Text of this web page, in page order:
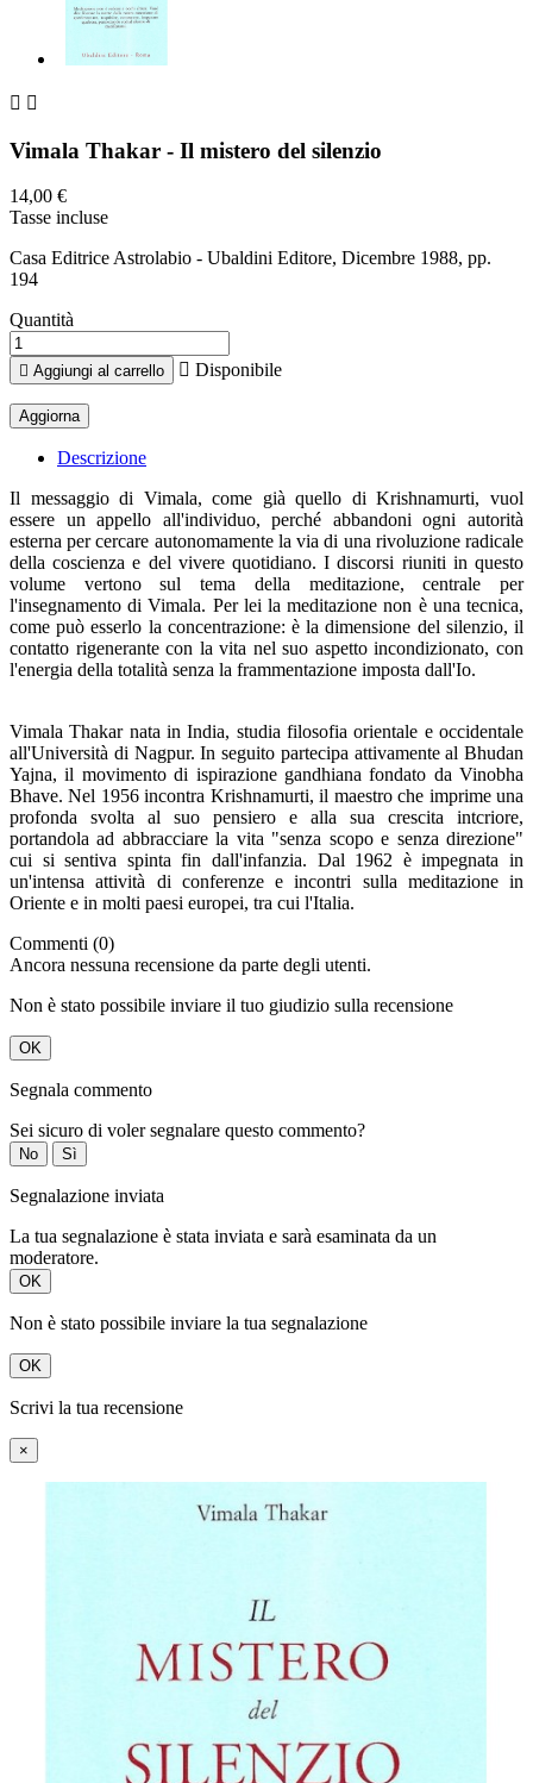
 
Vimala Thakar - Il mistero del silenzio
14,00 €
Tasse incluse
Casa Editrice Astrolabio - Ubaldini Editore, Dicembre 1988, pp.
194
Quantità
 Aggiungi al carrello  Disponibile
Descrizione
Il messaggio di Vimala, come già quello di Krishnamurti, vuol
essere un appello all'individuo, perché abbandoni ogni autorità
esterna per cercare autonomamente la via di una rivoluzione radicale
della coscienza e del vivere quotidiano. I discorsi riuniti in questo
volume vertono sul tema della meditazione, centrale per
l'insegnamento di Vimala. Per lei la meditazione non è una tecnica,
come può esserlo la concentrazione: è la dimensione del silenzio, il
contatto rigenerante con la vita nel suo aspetto incondizionato, con
l'energia della totalità senza la frammentazione imposta dall'Io.
Vimala Thakar nata in India, studia filosofia orientale e occidentale
all'Università di Nagpur. In seguito partecipa attivamente al Bhudan
Yajna, il movimento di ispirazione gandhiana fondato da Vinobha
Bhave. Nel 1956 incontra Krishnamurti, il maestro che imprime una
profonda svolta al suo pensiero e alla sua crescita intcriore,
portandola ad abbracciare la vita "senza scopo e senza direzione"
cui si sentiva spinta fin dall'infanzia. Dal 1962 è impegnata in
un'intensa attività di conferenze e incontri sulla meditazione in
Oriente e in molti paesi europei, tra cui l'Italia.
Commenti (0)
Ancora nessuna recensione da parte degli utenti.
Non è stato possibile inviare il tuo giudizio sulla recensione
OK
Segnala commento
Sei sicuro di voler segnalare questo commento?
No Sì
Segnalazione inviata
La tua segnalazione è stata inviata e sarà esaminata da un
moderatore.
OK
Non è stato possibile inviare la tua segnalazione
OK
Scrivi la tua recensione
×